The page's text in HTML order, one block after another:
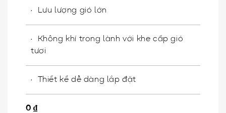
Lưu lượng gió lớn
Không khí trong lành với khe cấp gió
tươi
Thiết kế dễ dàng lắp đặt
0₫